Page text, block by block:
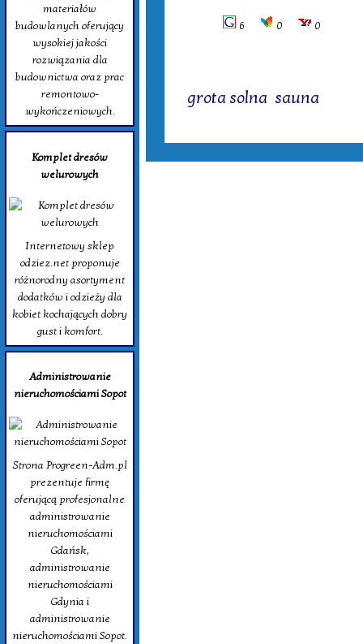
materiałów
budowlanych oferujący
wysokiej jakości
rozwiązania dla
budownictwa oraz prac
remontowo-
wykończeniowych.
Komplet dresów
welurowych
Internetowy sklep
odziez.net proponuje
różnorodny asortyment
dodatków i odzieży dla
kobiet kochających dobry
gust i komfort.
Administrowanie
nieruchomościami Sopot
Strona Progreen-Adm.pl
prezentuje firmę
oferującą profesjonalne
administrowanie
nieruchomościami
Gdańsk,
administrowanie
nieruchomościami
Gdynia i
administrowanie
nieruchomościami Sopot.
6 0 0
grota solna sauna